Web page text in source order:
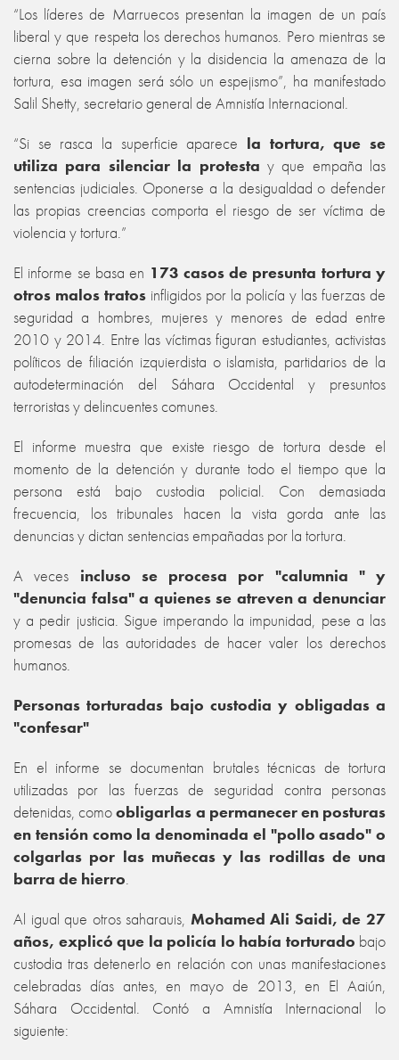
“Los líderes de Marruecos presentan la imagen de un país
liberal y que respeta los derechos humanos. Pero mientras se
cierna sobre la detención y la disidencia la amenaza de la
tortura, esa imagen será sólo un espejismo”, ha manifestado
Salil Shetty, secretario general de Amnistía Internacional.
“Si se rasca la superficie aparece la tortura, que se
utiliza para silenciar la protesta y que empaña las
sentencias judiciales. Oponerse a la desigualdad o defender
las propias creencias comporta el riesgo de ser víctima de
violencia y tortura.”
El informe se basa en 173 casos de presunta tortura y
otros malos tratos infligidos por la policía y las fuerzas de
seguridad a hombres, mujeres y menores de edad entre
2010 y 2014. Entre las víctimas figuran estudiantes, activistas
políticos de filiación izquierdista o islamista, partidarios de la
autodeterminación del Sáhara Occidental y presuntos
terroristas y delincuentes comunes.
El informe muestra que existe riesgo de tortura desde el
momento de la detención y durante todo el tiempo que la
persona está bajo custodia policial. Con demasiada
frecuencia, los tribunales hacen la vista gorda ante las
denuncias y dictan sentencias empañadas por la tortura.
A veces incluso se procesa por "calumnia " y
"denuncia falsa" a quienes se atreven a denunciar
y a pedir justicia. Sigue imperando la impunidad, pese a las
promesas de las autoridades de hacer valer los derechos
humanos.
Personas torturadas bajo custodia y obligadas a
"confesar"
En el informe se documentan brutales técnicas de tortura
utilizadas por las fuerzas de seguridad contra personas
detenidas, comoobligarlas a permanecer en posturas
en tensión como la denominada el "pollo asado" o
colgarlas por las muñecas y las rodillas de una
barra de hierro.
Al igual que otros saharauis, Mohamed Ali Saidi, de 27
años, explicó que la policía lo había torturado bajo
custodia tras detenerlo en relación con unas manifestaciones
celebradas días antes, en mayo de 2013, en El Aaiún,
Sáhara Occidental. Contó a Amnistía Internacional lo
siguiente: